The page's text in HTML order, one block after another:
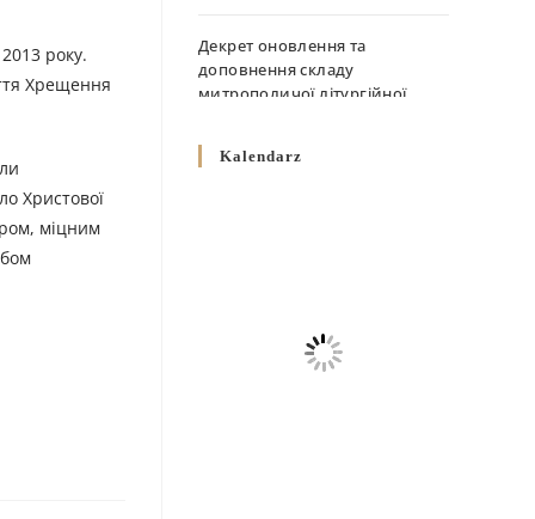
року.
Хрещення
Христової
міцним
Декрет оновлення та
доповнення складу
митрополичої літургійної
10 GRUDNIA 2025
Декрет про відзначення
Великодня і всіх рухомих
Kalendarz